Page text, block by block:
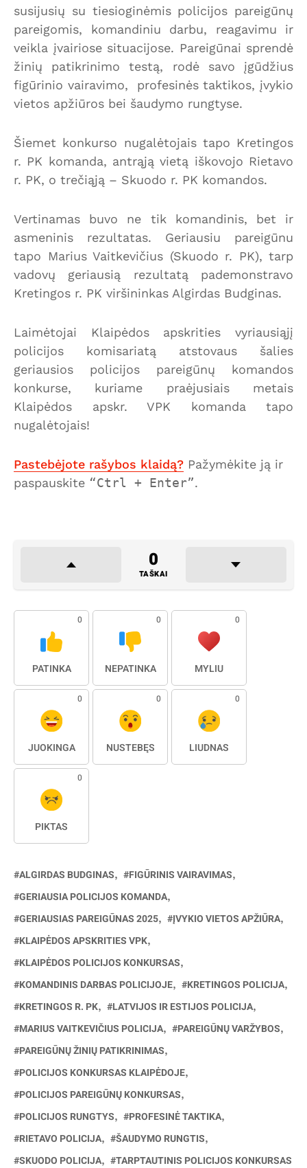
susijusių su tiesioginėmis policijos pareigūnų
pareigomis, komandiniu darbu, reagavimu ir
veikla įvairiose situacijose. Pareigūnai sprendė
žinių patikrinimo testą, rodė savo įgūdžius
figūrinio vairavimo, profesinės taktikos, įvykio
vietos apžiūros bei šaudymo rungtyse.
Šiemet konkurso nugalėtojais tapo Kretingos
r. PK komanda, antrąją vietą iškovojo Rietavo
r. PK, o trečiąją – Skuodo r. PK komandos.
Vertinamas buvo ne tik komandinis, bet ir
asmeninis rezultatas. Geriausiu pareigūnu
tapo Marius Vaitkevičius (Skuodo r. PK), tarp
vadovų geriausią rezultatą pademonstravo
Kretingos r. PK viršininkas Algirdas Budginas.
Laimėtojai Klaipėdos apskrities vyriausiąjį
policijos komisariatą atstovaus šalies
geriausios policijos pareigūnų komandos
konkurse, kuriame praėjusiais metais
Klaipėdos apskr. VPK komanda tapo
nugalėtojais!
Pastebėjote rašybos klaidą? Pažymėkite ją ir
paspauskite
Ctrl + Enter .
0
TAŠKAI
0
PATINKA
0
NEPATINKA
0
MYLIU
0
JUOKINGA
0
NUSTEBĘS
0
LIŪDNAS
0
PIKTAS
ALGIRDAS BUDGINAS
FIGŪRINIS VAIRAVIMAS
GERIAUSIA POLICIJOS KOMANDA
GERIAUSIAS PAREIGŪNAS 2025
ĮVYKIO VIETOS APŽIŪRA
KLAIPĖDOS APSKRITIES VPK
KLAIPĖDOS POLICIJOS KONKURSAS
KOMANDINIS DARBAS POLICIJOJE
KRETINGOS POLICIJA
KRETINGOS R. PK
LATVIJOS IR ESTIJOS POLICIJA
MARIUS VAITKEVIČIUS POLICIJA
PAREIGŪNŲ VARŽYBOS
PAREIGŪNŲ ŽINIŲ PATIKRINIMAS
POLICIJOS KONKURSAS KLAIPĖDOJE
POLICIJOS PAREIGŪNŲ KONKURSAS
POLICIJOS RUNGTYS
PROFESINĖ TAKTIKA
RIETAVO POLICIJA
ŠAUDYMO RUNGTIS
SKUODO POLICIJA
TARPTAUTINIS POLICIJOS KONKURSAS